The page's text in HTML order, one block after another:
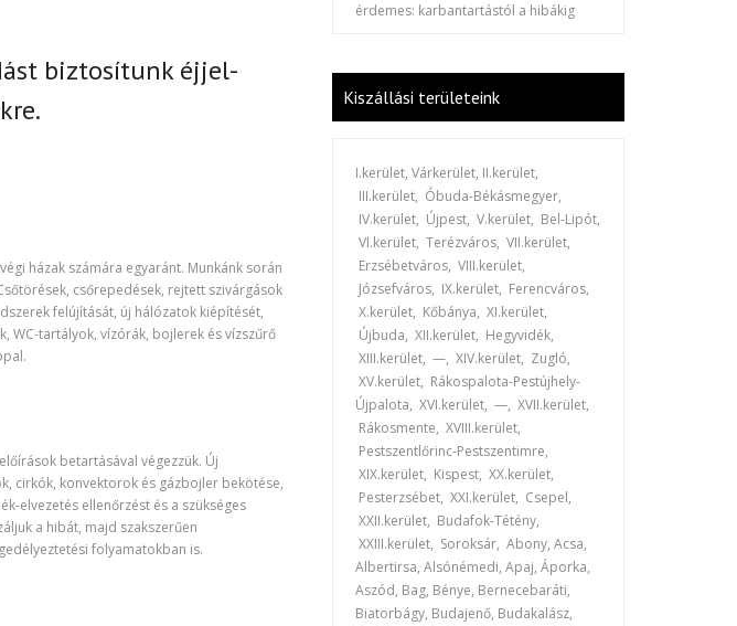
biztosítunkéjjel-
házak számára egyaránt. Munkánk során
csőrepedések, rejtett szivárgások
felújítását, új hálózatok kiépítését,
WC-tartályok, vízórák, bojlerek és vízszűrő
betartásával végezzük. Új
cirkók, konvektorok és gázbojler bekötése,
elvezetés ellenőrzést és a szükséges
a hibát, majd szakszerűen
folyamatokban is.
érdemes: karbantartástól a hibákig
Kiszállási területeink
I.kerület, Várkerület, II.kerület,
III.kerület, Óbuda-Békásmegyer,
IV.kerület, Újpest, V.kerület, Bel-Lipót,
VI.kerület, Terézváros, VII.kerület,
Erzsébetváros, VIII.kerület,
Józsefváros, IX.kerület, Ferencváros,
X.kerület, Kőbánya, XI.kerület,
Újbuda, XII.kerület, Hegyvidék,
XIII.kerület, —, XIV.kerület, Zugló,
XV.kerület, Rákospalota-Pestújhely-
Újpalota, XVI.kerület, —, XVII.kerület,
Rákosmente, XVIII.kerület,
Pestszentlőrinc-Pestszentimre,
XIX.kerület, Kispest, XX.kerület,
Pesterzsébet, XXI.kerület, Csepel,
XXII.kerület, Budafok-Tétény,
XXIII.kerület, Soroksár, Abony, Acsa,
Albertirsa, Alsónémedi, Apaj, Áporka,
Aszód, Bag, Bénye, Bernecebaráti,
Biatorbágy, Budajenő, Budakalász,